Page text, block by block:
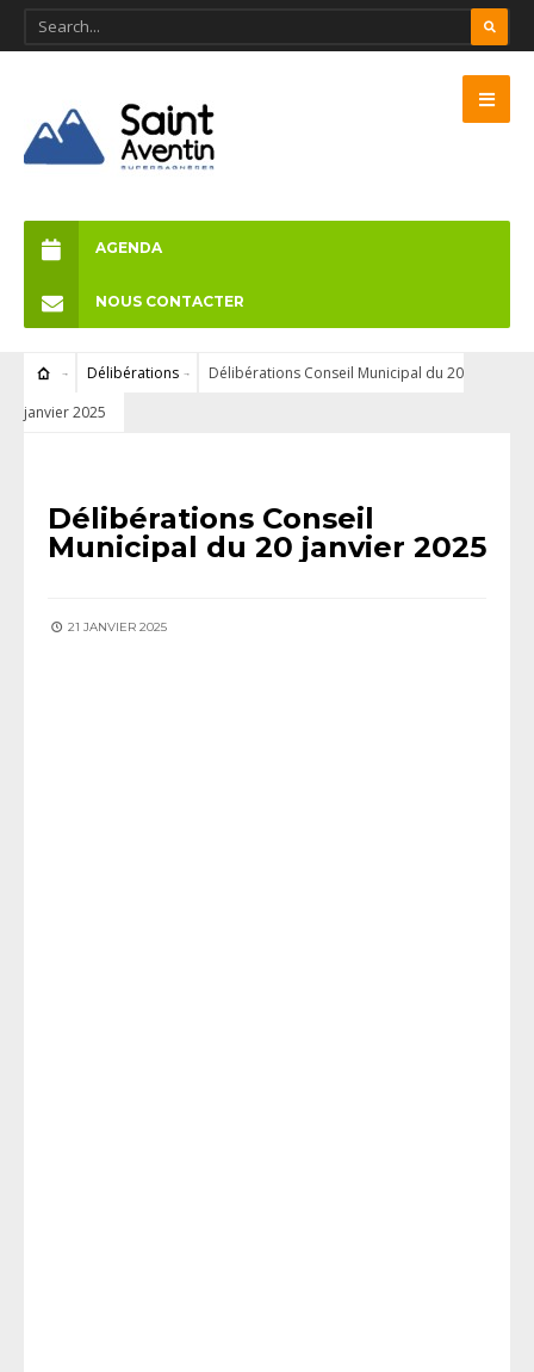
AGENDA
NOUS CONTACTER
Délibérations
Délibérations Conseil Municipal du 20
janvier 2025
Délibérations Conseil
Municipal du 20 janvier 2025
21 JANVIER 2025